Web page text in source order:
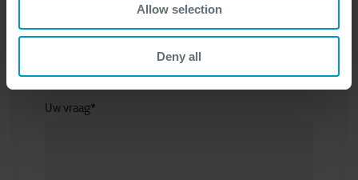
Allow selection
Deny all
Uw vraag*